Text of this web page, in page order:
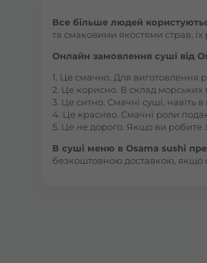
Все більше людей
та смаковими якостями страв, їх
Онлайн замовлення суші від
1. Це смачно. Для виготовлення
2. Це корисно. В склад морських
3. Це ситно. Смачні суші, навіть
4. Це красиво. Смачні роли
5. Це не дорого. Якщо ви робите
В суші меню в Osama sushi
безкоштовною доставкою, якщо